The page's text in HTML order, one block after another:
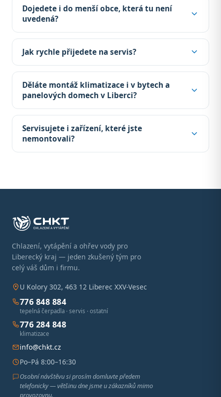
Dojedete i do menší obce, která tu není
uvedená?
Jak rychle přijedete na servis?
Děláte montáž klimatizace i v bytech a
panelových domech v Liberci?
Servisujete i zařízení, které jste
nemontovali?
Chlazení, vytápění a ohřev vody pro
Liberecký kraj — jeden zkušený tým pro
celý váš dům i firmu.
U Kolory 302, 463 12 Liberec XXV-Vesec
776 848 884
tepelná čerpadla · servis · ostatní
776 284 848
klimatizace
info@chkt.cz
Po–Pá 8:00–16:30
Osobní návštěvu si prosím domluvte předem
telefonicky — většinu dne jsme u zákazníků mimo
provozovnu.